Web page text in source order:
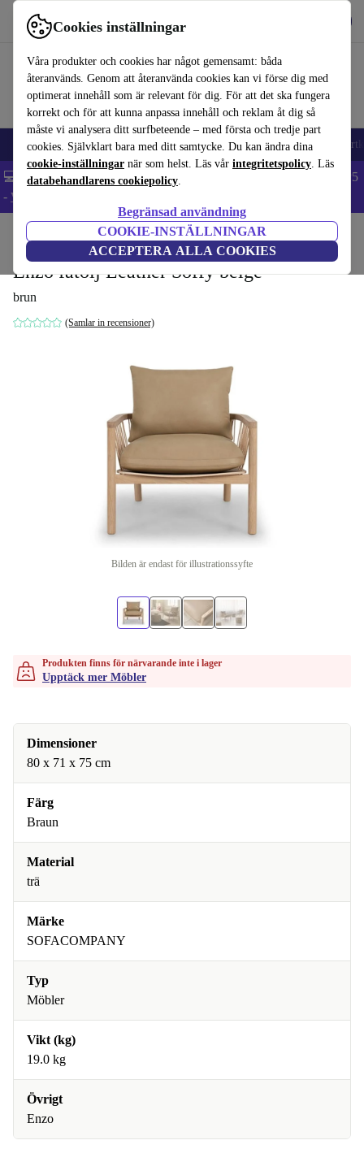
Cookies inställningar
Våra produkter och cookies har något gemensamt: båda
återanvänds. Genom att återanvända cookies kan vi förse dig med
optimerat innehåll som är relevant för dig. För att det ska fungera
korrekt och för att kunna anpassa innehåll och reklam åt dig så
måste vi analysera ditt surfbeteende – med första och tredje part
cookies. Självklart bara med ditt samtycke. Du kan ändra dina
cookie-inställningar när som helst. Läs vår integritetspolicy. Läs
databehandlarens cookiepolicy.
Begränsad användning
COOKIE-INSTÄLLNINGAR
ACCEPTERA ALLA COOKIES
Använd refurbed snabbt och enkelt
🎒 Back to school Mobiltelefoner Bärbara datorer Surfplattor
💻 Extra 5% rabatt på alla MacBooks och laptops - Code: LAPTOP5
- Villkor
Hushåll Möbler
Enzo fåtölj Leather Soffy beige
brun
(Samlar in recensioner)
Bilden är endast för illustrationssyfte
Produkten finns för närvarande inte i lager
Upptäck mer Möbler
Dimensioner
80 x 71 x 75 cm
Färg
Braun
Material
trä
Märke
SOFACOMPANY
Typ
Möbler
Vikt (kg)
19.0 kg
Övrigt
Enzo